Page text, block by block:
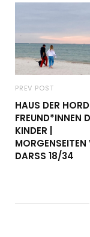
PREV POST
HAUS DER
FREUND*INNEN
KINDER |
DARSS 18/34